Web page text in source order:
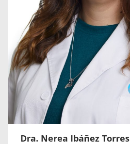
Dra. Nerea Ibáñez Torres